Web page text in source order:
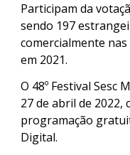
Participam da
sendo 197
comercialmente nas
em 2021.
O 48º Festival Sesc
27 de abril de 2022,
programação
Digital.